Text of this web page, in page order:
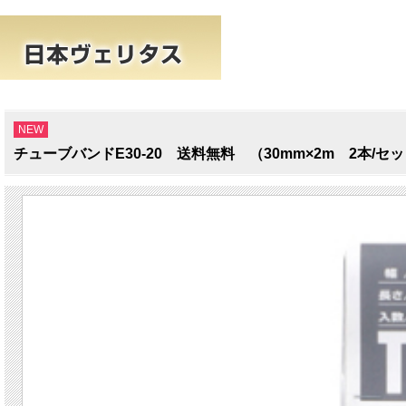
NEW
チューブバンドE30-20 送料無料 （30mm×2m 2本/セッ